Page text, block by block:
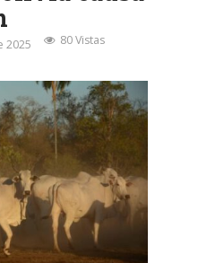
2025 80 Vistas